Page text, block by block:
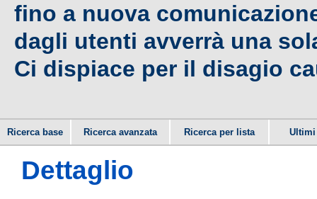
fino a nuova
dagli utenti avverrà una
Ci dispiace per il disagio
Ricerca base Ricerca avanzata Ricerca per lista
Dettaglio